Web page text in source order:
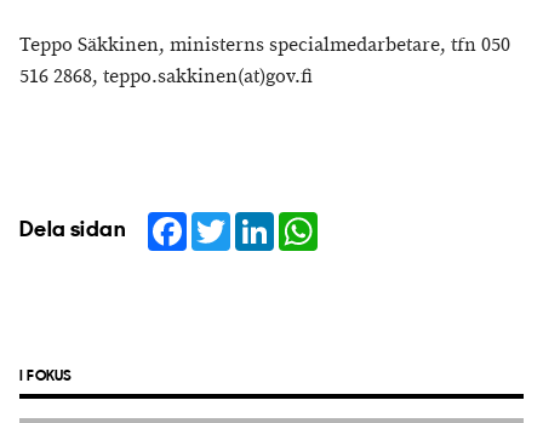
Teppo Säkkinen, ministerns specialmedarbetare, tfn 050
516 2868, teppo.sakkinen(at)gov.fi
Dela sidan Facebook
TwitterLinkedIn
I FOKUS